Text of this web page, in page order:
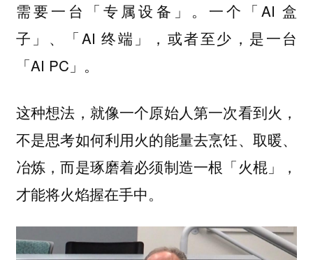
需要一台「专属设备」。一个「AI 盒
子」、「AI 终端」，或者至少，是一台
「AI PC」。
这种想法，就像一个原始人第一次看到火，
不是思考如何利用火的能量去烹饪、取暖、
冶炼，而是琢磨着必须制造一根「火棍」，
才能将火焰握在手中。